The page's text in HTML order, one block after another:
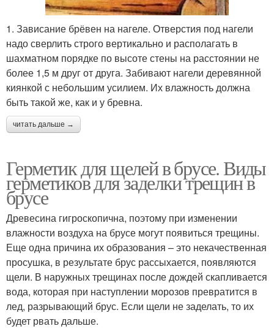
1. Зависание брёвен на нагеле. Отверстия под нагели
надо сверлить строго вертикально и располагать в
шахматном порядке по высоте стены на расстоянии не
более 1,5 м друг от друга. Забивают нагели деревянной
киянкой с небольшим усилием. Их влажность должна
быть такой же, как и у бревна.
читать дальше →
Герметик для щелей в брусе. Виды
герметиков для заделки трещин в
брусе
Древесина гигроскопична, поэтому при изменении
влажности воздуха на брусе могут появиться трещины.
Еще одна причина их образования – это некачественная
просушка, в результате брус рассыхается, появляются
щели. В наружных трещинах после дождей скапливается
вода, которая при наступлении морозов превратится в
лед, разрывающий брус. Если щели не заделать, то их
будет рвать дальше.